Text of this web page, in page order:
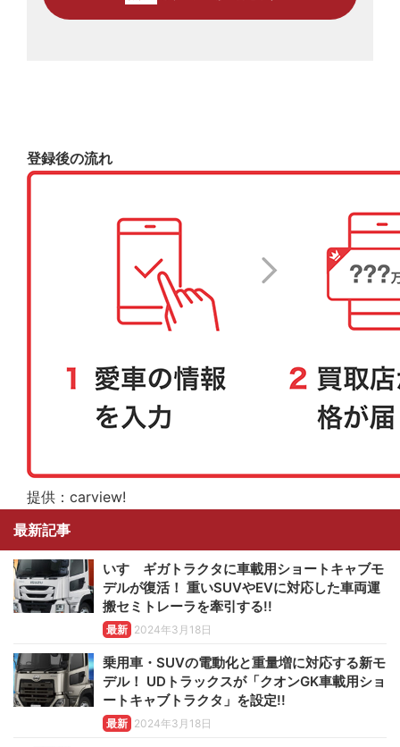
登録後の流れ
提供：carview!
最新記事
いすゞギガトラクタに車載用ショートキャブモ
デルが復活！ 重いSUVやEVに対応した車両運
搬セミトレーラを牽引する!!
最新 2024年3月18日
乗用車・SUVの電動化と重量増に対応する新モ
デル！ UDトラックスが「クオンGK車載用ショ
ートキャブトラクタ」を設定!!
最新 2024年3月18日